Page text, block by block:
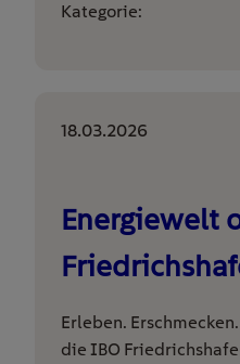
Kategorie:
18.03.2026
Energiewelt
Erleben.
die IBO